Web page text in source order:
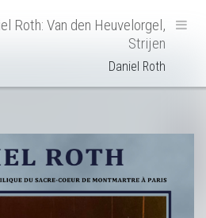
Roth: Van den Heuvelorgel,
Strijen
Daniel Roth